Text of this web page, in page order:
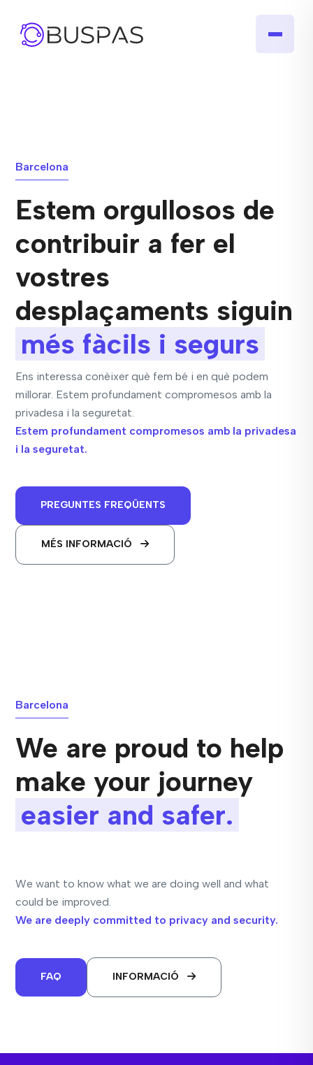
Barcelona
Estem orgullosos de
contribuir a fer el
vostres
desplaçaments siguin
més fàcils i segurs
Ens interessa conèixer què fem bé i en què podem
millorar. Estem profundament compromesos amb la
privadesa i la seguretat.
Estem profundament compromesos amb la privadesa
i la seguretat.
PREGUNTES FREQÜENTS
MÉS INFORMACIÓ
Barcelona
We are proud to help
make your journey
easier and safer.
We want to know what we are doing well and what
could be improved.
We are deeply committed to privacy and security.
FAQ INFORMACIÓ